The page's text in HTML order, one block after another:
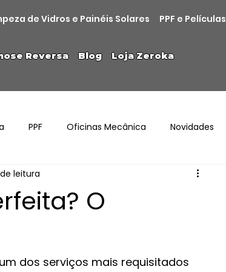
de Vidros e Painéis Solares PPF e Películas
Reversa Blog Loja Zeroka
PPF Oficinas Mecânica Novidades
O
leitura
dos serviços mais requisitados